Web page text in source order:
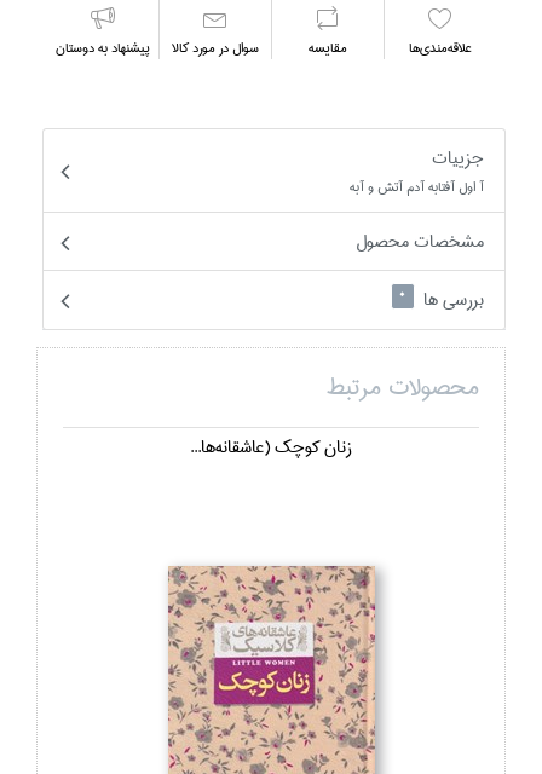
علاقه‌مندي‌ها مقايسه سوال در مورد كالا پیشنهاد به دوستان
جزییات
آ اول آفتابه آدم آتش و آبه
مشخصات محصول
بررسی ها
0
محصولات مرتبط
زنان كوچك (عاشقانه‌ها...